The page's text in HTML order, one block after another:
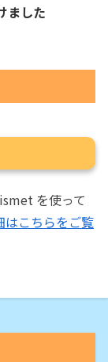
ました
を使って
はこちらをご覧